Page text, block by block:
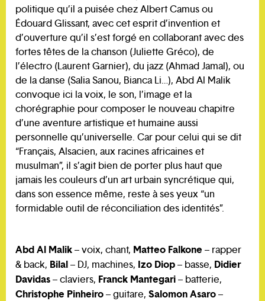
politique qu’il a puisée chez Albert Camus ou
Édouard Glissant, avec cet esprit d’invention et
d’ouverture qu’il s’est forgé en collaborant avec des
fortes têtes de la chanson (Juliette Gréco), de
l’électro (Laurent Garnier), du jazz (Ahmad Jamal), ou
de la danse (Salia Sanou, Bianca Li…), Abd Al Malik
convoque ici la voix, le son, l’image et la
chorégraphie pour composer le nouveau chapitre
d’une aventure artistique et humaine aussi
personnelle qu’universelle. Car pour celui qui se dit
“Français, Alsacien, aux racines africaines et
musulman”, il s’agit bien de porter plus haut que
jamais les couleurs d’un art urbain syncrétique qui,
dans son essence même, reste à ses yeux “un
formidable outil de réconciliation des identités”.
Abd Al Malik– voix, chant, Matteo Falkone – rapper
& back, Bilal– DJ, machines, Izo Diop– basse, Didier
Davidas– claviers, Franck Mantegari– batterie,
Christophe Pinheiro– guitare, Salomon Asaro–